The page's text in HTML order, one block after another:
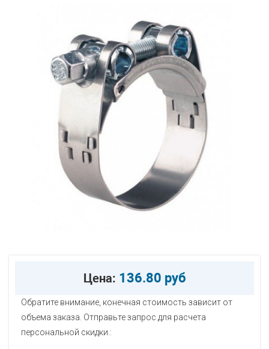
Цена: 136.80 руб
Обратите внимание, конечная стоимость зависит от
объема заказа. Отправьте запрос для расчета
персональной скидки.: